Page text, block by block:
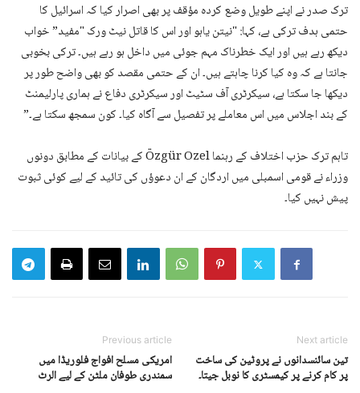
ترک صدر نے اپنے طویل وضع کردہ مؤقف پر بھی اصرار کیا کہ اسرائیل کا
حتمی ہدف ترکی ہے، کہا: "نیتن یاہو اور اس کا قاتل نیٹ ورک "مفید” خواب
دیکھ رہے ہیں اور ایک خطرناک مہم جوئی میں داخل ہو رہے ہیں۔ ترکی بخوبی
جانتا ہے کہ وہ کیا کرنا چاہتے ہیں۔ ان کے حتمی مقصد کو بھی واضح طور پر
دیکھا جا سکتا ہے، سیکرٹری آف سٹیٹ اور سیکرٹری دفاع نے ہماری پارلیمنٹ
کے بند اجلاس میں اس معاملے پر تفصیل سے آگاہ کیا۔ کون سمجھ سکتا ہے۔”
تاہم ترک حزب اختلاف کے رہنما Özgür Ozel کے بیانات کے مطابق دونوں
وزراء نے قومی اسمبلی میں اردگان کے ان دعوؤں کی تائید کے لیے کوئی ثبوت
پیش نہیں کیا۔
Previous article
امریکی مسلح افواج فلوریڈا میں
سمندری طوفان ملٹن کے لیے الرٹ
Next article
تین سائنسدانوں نے پروٹین کی ساخت
پر کام کرنے پر کیمسٹری کا نوبل جیتا۔